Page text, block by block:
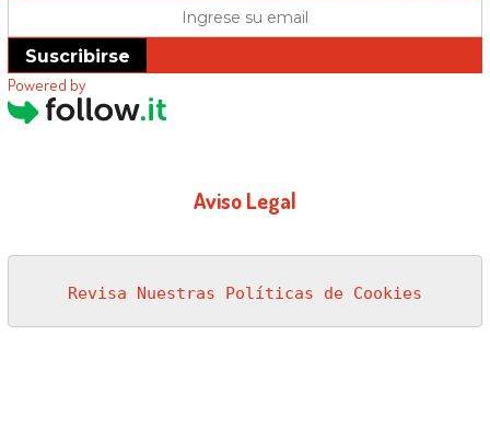
Suscribirse
Powered by
Aviso Legal
Revisa Nuestras Políticas de Cookies